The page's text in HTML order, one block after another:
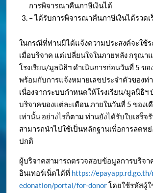
การพิจารณาคืนภาษีเงินได้
– ได้รับการพิจารณาคืนภาษีเงินได้รวดเ
ในกรณีที่ท่านมิได้แจ้งความประสงค์จะใช้
เมื่อบริจาค แต่เปลี่ยนใจในภายหลัง กรุณา
โรงเรียน/มูลนิธิฯ ดำเนินการก่อนวันที่ 5 ขอ
พร้อมกับการแจ้งหมายเลขประจำตัวของ
เนื่องจากระบบกำหนดให้โรงเรียน/มูลนิธิฯ
บริจาคของแต่ละเดือน ภายในวันที่ 5 ของเ
เท่านั้น อย่างไรก็ตาม ท่านยังได้รับใบเสร็จ
สามารถนำไปใช้เป็นหลักฐานเพื่อการลดห
ปกติ
ผู้บริจาคสามารถตรวจสอบข้อมูลการบริจา
อินเทอร์เน็ตได้ที่ https://
edonation/portal/for-donorโดยใช้รหัสผู้